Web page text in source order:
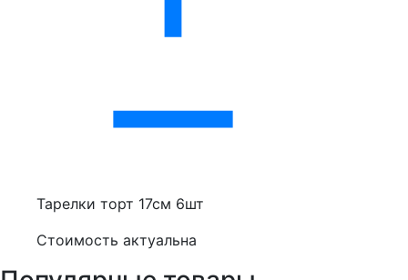
Тарелки торт 17см 6шт
Стоимость актуальна